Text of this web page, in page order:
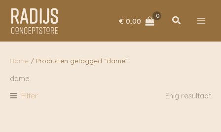
naar
inhoud
€ 0,00 Zoeken
Home / Producten getagged “dame”
dame
Filter Enig resultaat